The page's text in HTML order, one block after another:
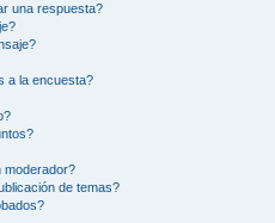
una respuesta?
a la encuesta?
moderador?
de temas?